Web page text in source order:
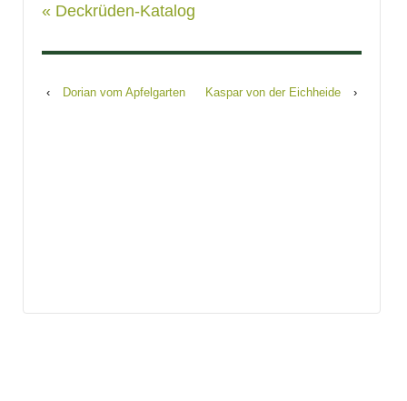
« Deckrüden-Katalog
‹ Dorian vom Apfelgarten Kaspar von der Eichheide ›